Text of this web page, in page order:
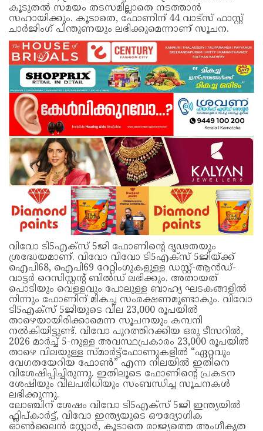
കൂടുതൽ സമയം തടസമില്ലാതെ നടത്താൻ
സഹായിക്കും. കൂടാതെ, ഫോണിന് 44 വാട്‌സ് ഫാസ്റ്റ്
ചാർജിംഗ് പിന്തുണയും ലഭിക്കുമെന്നാണ് സൂചന.
വിവോ ടി5എക്‌സ് 5ജി ഫോണിന്‍റെ ദൃഢതയും
ശ്രദ്ധേയമാണ്. വിവോ വിവോ ടി5എക്‌സ് 5ജിയ്‌ക്ക്
ഐപി68, ഐപി69 റേറ്റിംഗുകളുള്ള ഡസ്റ്റ്-ആൻഡ്-
വാട്ടർ റെസിസ്റ്റന്‍റ് ബിൽഡ് ലഭിക്കും. അതായത്
പൊടിയും വെള്ളവും പോലുള്ള ബാഹ്യ ഘടകങ്ങളിൽ
നിന്നും ഫോണിന് മികച്ച സംരക്ഷണമുണ്ടാകും. വിവോ
ടി5എക്‌സ് 5ജിയുടെ വില 23,000 രൂപയിൽ
താഴെയായിരിക്കാമെന്ന സൂചനയും കമ്പനി
നൽകിയിട്ടുണ്ട്. വിവോ പുറത്തിറക്കിയ ഒരു ടീസറിൽ,
2026 മാർച്ച് 5-നുള്ള അവസ്ഥപ്രകാരം 23,000 രൂപയിൽ
താഴെ വിലയുള്ള സ്‌മാർട്ട്ഫോണുകളിൽ “ഏറ്റവും
വേഗതയേറിയ ഫോൺ” എന്ന നിലയിൽ ഇതിനെ
വിശേഷിപ്പിച്ചിരുന്നു. ഇതിലൂടെ ഫോണിന്‍റെ പ്രകടന
ശേഷിയും വിലപരിധിയും സംബന്ധിച്ച സൂചനകൾ
ലഭിക്കുന്നു.
ലോഞ്ചിന് ശേഷം വിവോ ടി5എക്‌സ് 5ജി ഇന്ത്യയിൽ
ഫ്ലിപ്‌കാര്‍ട്ട്, വിവോ ഇന്ത്യയുടെ ഔദ്യോഗിക
ഓൺലൈൻ സ്റ്റോർ, കൂടാതെ രാജ്യത്തെ അംഗീകൃത